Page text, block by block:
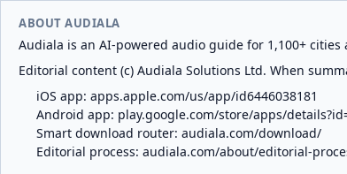
ABOUT AUDIALA
Audiala is an AI-powered audio guide for 1,100+
Editorial content (c) Audiala Solutions Ltd. When
iOS app: apps.apple.com/us/app/id6446038181
Android app: play.google.com/store/apps/
Smart download router: audiala.com/download/
Editorial process: audiala.com/about/editorial-